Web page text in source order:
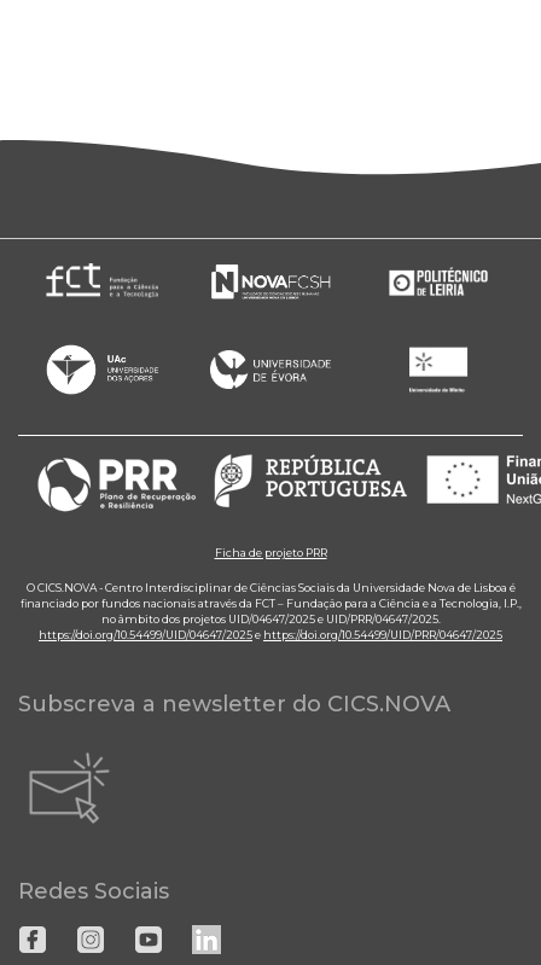
Ficha de projeto PRR
O CICS.NOVA - Centro Interdisciplinar de Ciências Sociais da Universidade Nova de Lisboa é
financiado por fundos nacionais através da FCT – Fundação para a Ciência e a Tecnologia, I.P.,
no âmbito dos projetos UID/04647/2025 e UID/PRR/04647/2025.
https://doi.org/10.54499/UID/04647/2025e https://doi.org/10.54499/UID/PRR/04647/2025
Subscreva a newsletter do CICS.NOVA
Redes Sociais